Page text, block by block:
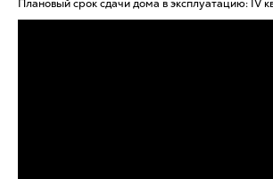
Плановый срок сдачи дома в эксплуатацию: IV